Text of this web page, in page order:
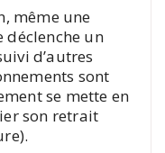
même une
déclenche un
d’autres
sont
se mette en
son retrait